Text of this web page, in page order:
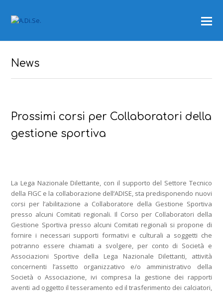
News
Prossimi corsi per Collaboratori della
gestione sportiva
La Lega Nazionale Dilettante, con il supporto del Settore Tecnico
della FIGC e la collaborazione dell’ADISE, sta predisponendo nuovi
corsi per l’abilitazione a Collaboratore della Gestione Sportiva
presso alcuni Comitati regionali. Il Corso per Collaboratori della
Gestione Sportiva presso alcuni Comitati regionali si propone di
fornire i necessari supporti formativi e culturali a soggetti che
potranno essere chiamati a svolgere, per conto di Società e
Associazioni Sportive della Lega Nazionale Dilettanti, attività
concernenti l’assetto organizzativo e/o amministrativo della
Società o Associazione, ivi compresa la gestione dei rapporti
aventi ad oggetto il tesseramento ed il trasferimento dei calciatori,